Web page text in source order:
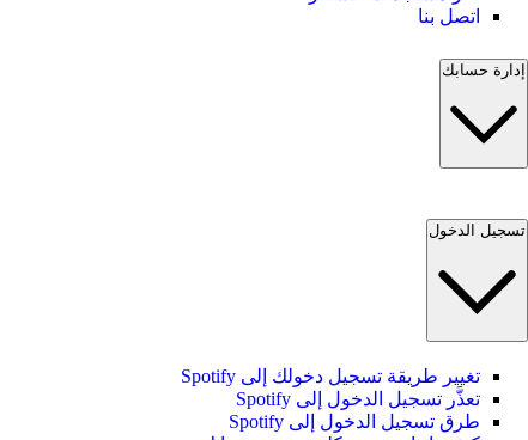
اتصل بنا
إدارة حسابك
تسجيل الدخول
تغيير طريقة تسجيل دخولك إلى Spotify
تعذَّر تسجيل الدخول إلى Spotify
طرق تسجيل الدخول إلى Spotify